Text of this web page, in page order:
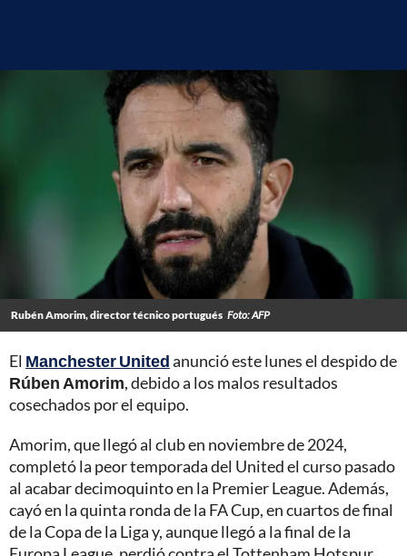
Rubén Amorim, director técnico portugués Foto: AFP
El Manchester Unitedanunció este lunes el despido de
Rúben Amorim, debido a los malos resultados
cosechados por el equipo.
Amorim, que llegó al club en noviembre de 2024,
completó la peor temporada del United el curso pasado
al acabar decimoquinto en la Premier League. Además,
cayó en la quinta ronda de la FA Cup, en cuartos de final
de la Copa de la Liga y, aunque llegó a la final de la